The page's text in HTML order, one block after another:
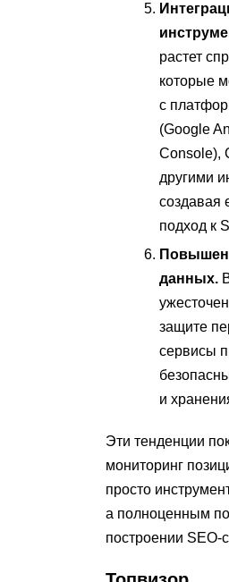
растет
которые
с
(Google
Console),
другими
создавая
подход к
данных.
защите
сервисы
и
Эти тенденции
мониторинг
просто
а полноценным
построении SEO-